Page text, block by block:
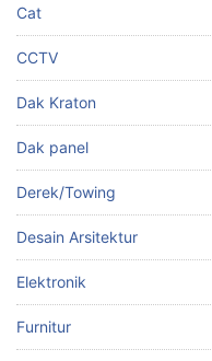
Cat
CCTV
Dak Kraton
Dak panel
Derek/Towing
Desain Arsitektur
Elektronik
Furnitur